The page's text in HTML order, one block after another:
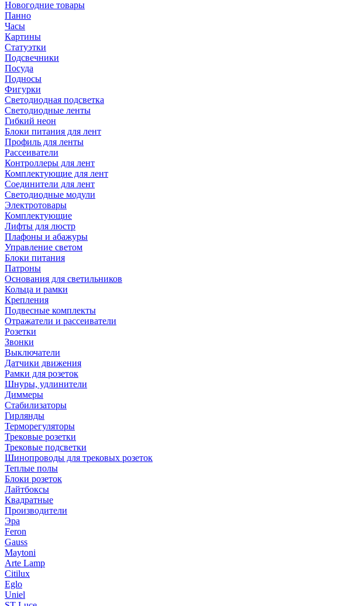
Новогодние товары
Панно
Часы
Картины
Статуэтки
Подсвечники
Посуда
Подносы
Фигурки
Светодиодная подсветка
Светодиодные ленты
Гибкий неон
Блоки питания для лент
Профиль для ленты
Рассеиватели
Контроллеры для лент
Комплектующие для лент
Соединители для лент
Светодиодные модули
Электротовары
Комплектующие
Лифты для люстр
Плафоны и абажуры
Управление светом
Блоки питания
Патроны
Основания для светильников
Кольца и рамки
Крепления
Подвесные комплекты
Отражатели и рассеиватели
Розетки
Звонки
Выключатели
Датчики движения
Рамки для розеток
Шнуры, удлинители
Диммеры
Стабилизаторы
Гирлянды
Терморегуляторы
Трековые розетки
Трековые подсветки
Шинопроводы для трековых розеток
Теплые полы
Блоки розеток
Лайтбоксы
Квадратные
Производители
Эра
Feron
Gauss
Maytoni
Arte Lamp
Citilux
Eglo
Uniel